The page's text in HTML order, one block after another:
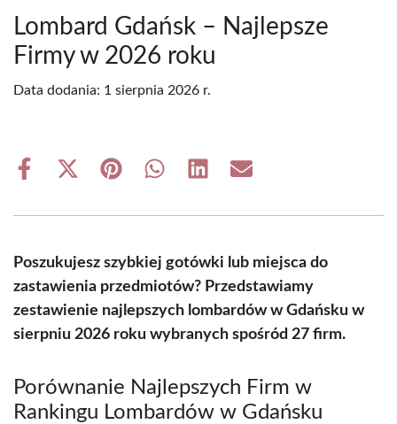
Lombard Gdańsk – Najlepsze
Firmy w 2026 roku
Data dodania: 1 sierpnia 2026 r.
Share
Share
(Twitter)
Share Share Share Share
Poszukujesz szybkiej gotówki lub miejsca do
zastawienia przedmiotów? Przedstawiamy
zestawienie najlepszych lombardów w Gdańsku w
sierpniu 2026 roku wybranych spośród 27 firm.
Porównanie Najlepszych Firm w
Rankingu Lombardów w Gdańsku